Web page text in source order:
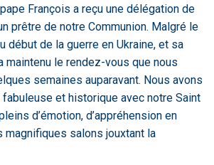
François a reçu une délégation de
prêtre de notre Communion. Malgré le
début de la guerre en Ukraine, et sa
maintenu le rendez-vous que nous
semaines auparavant. Nous avons
fabuleuse et historique avec notre Saint
d’émotion, d’appréhension en
magnifiques salons jouxtant la